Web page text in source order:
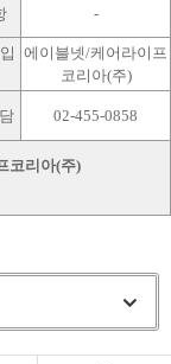
-
에이블넷/케어라이프
코리아(주)
02-455-0858
코리아(주)